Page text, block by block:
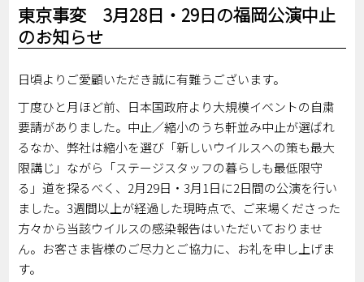
東京事変 3月28日・29日の福岡公演中止
のお知らせ
日頃よりご愛顧いただき誠に有難うございます。
丁度ひと月ほど前、日本国政府より大規模イベントの自粛
要請がありました。中止／縮小のうち軒並み中止が選ばれ
るなか、弊社は縮小を選び「新しいウイルスへの策も最大
限講じ」ながら「ステージスタッフの暮らしも最低限守
る」道を探るべく、2月29日・3月1日に2日間の公演を行い
ました。3週間以上が経過した現時点で、ご来場くださった
方々から当該ウイルスの感染報告はいただいておりませ
ん。お客さま皆様のご尽力とご協力に、お礼を申し上げま
す。